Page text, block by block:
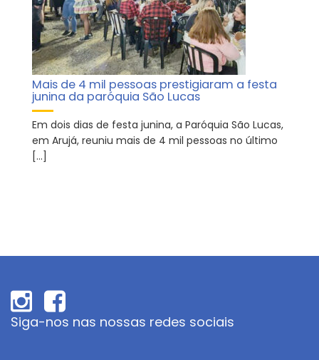
Mais de 4 mil pessoas prestigiaram a festa
junina da paróquia São Lucas
Em dois dias de festa junina, a Paróquia São Lucas,
em Arujá, reuniu mais de 4 mil pessoas no último
[…]
Siga-nos nas nossas redes sociais